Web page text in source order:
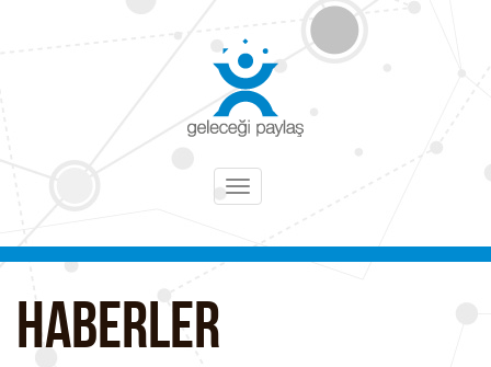
Toggle
HABERLER